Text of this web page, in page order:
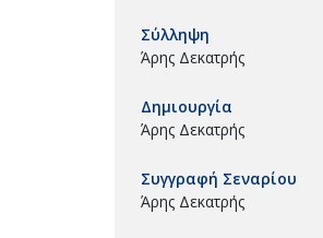
Σύλληψη
Άρης Δεκατρής
Δημιουργία
Άρης Δεκατρής
Συγγραφή Σεναρίου
Άρης Δεκατρής